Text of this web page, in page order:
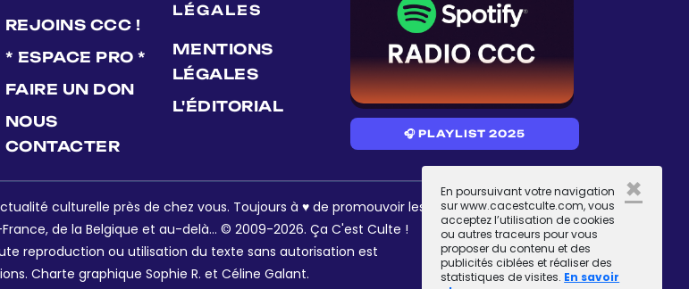
En poursuivant votre navigation
sur www.cacestculte.com, vous
acceptez l’utilisation de cookies
ou autres traceurs pour vous
proposer du contenu et des
publicités ciblées et réaliser des
statistiques de visites. En savoir
×
REJOINS CCC !
* ESPACE PRO *
FAIRE UN DON
NOUS
CONTACTER
LÉGALES
MENTIONS
LÉGALES
L'ÉDITORIAL
🎧 PLAYLIST 2025
culturelle près de chez vous. Toujours à ♥ de promouvoir les
de la Belgique et au-delà... © 2009-2026. Ça C'est Culte !
reproduction ou utilisation du texte sans autorisation est
Charte graphique Sophie R. et Céline Galant.
RÉSEAUX